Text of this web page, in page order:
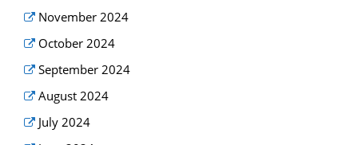
November 2024
October 2024
September 2024
August 2024
July 2024